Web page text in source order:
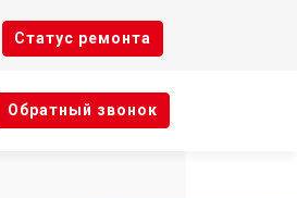
Cтатус ремонта
Oбратный звонок